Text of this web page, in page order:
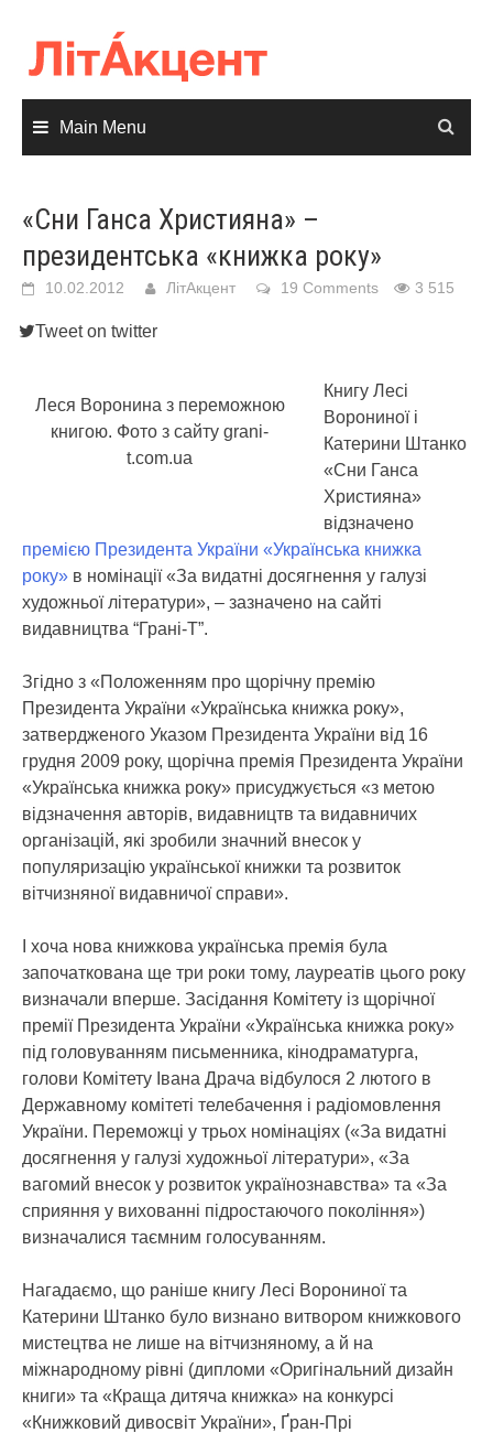
content
Main Menu
«Сни Ганса Християна» –
президентська «книжка року»
10.02.2012 ЛітАкцент 19 Comments 3 515
Tweet on twitter
Леся Воронина з переможною
книгою. Фото з сайту grani-
t.com.ua
Книгу Лесі
Ворониної і
Катерини Штанко
«Сни Ганса
Християна»
відзначено
премією Президента України «Українська книжка
року» в номінації «За видатні досягнення у галузі
художньої літератури», – зазначено на сайті
видавництва “Грані-Т”.
Згідно з «Положенням про щорічну премію
Президента України «Українська книжка року»,
затвердженого Указом Президента України від 16
грудня 2009 року, щорічна премія Президента України
«Українська книжка року» присуджується «з метою
відзначення авторів, видавництв та видавничих
організацій, які зробили значний внесок у
популяризацію української книжки та розвиток
вітчизняної видавничої справи».
І хоча нова книжкова українська премія була
започаткована ще три роки тому, лауреатів цього року
визначали вперше. Засідання Комітету із щорічної
премії Президента України «Українська книжка року»
під головуванням письменника, кінодраматурга,
голови Комітету Івана Драча відбулося 2 лютого в
Державному комітеті телебачення і радіомовлення
України. Переможці у трьох номінаціях («За видатні
досягнення у галузі художньої літератури», «За
вагомий внесок у розвиток українознавства» та «За
сприяння у вихованні підростаючого покоління»)
визначалися таємним голосуванням.
Нагадаємо, що раніше книгу Лесі Ворониної та
Катерини Штанко було визнано витвором книжкового
мистецтва не лише на вітчизняному, а й на
міжнародному рівні (дипломи «Оригінальний дизайн
книги» та «Краща дитяча книжка» на конкурсі
«Книжковий дивосвіт України», Ґран-Прі